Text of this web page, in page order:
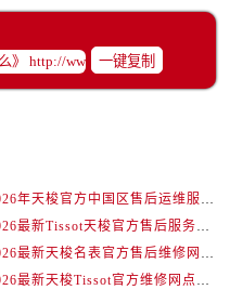
一键复制
2026年天梭官方中国区售后运维服务网络升级公告（最新电话及地址）
2026最新Tissot天梭官方售后服务网点地址调研报告
2026最新天梭名表官方售后维修网点地址调研报告
2026最新天梭Tissot官方维修网点地址调研报告